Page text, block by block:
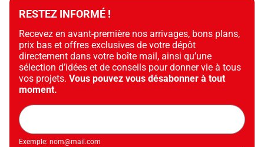
RESTEZ INFORMÉ !
Recevez en avant-première nos arrivages, bons plans,
prix bas et offres exclusives de votre dépôt
directement dans votre boîte mail, ainsi qu’une
sélection d’idées et de conseils pour donner vie à tous
vos projets. Vous pouvez vous désabonner à tout
moment.
Adresse
mail
Exemple: nom@mail.com